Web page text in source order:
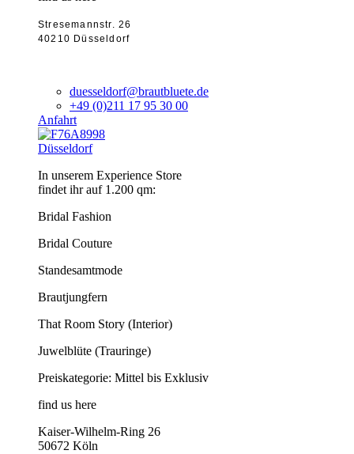
Stresemannstr. 26
40210 Düsseldorf
duesseldorf@brautbluete.de
+49 (0)211 17 95 30 00
Anfahrt
Düsseldorf
In unserem Experience Store
findet ihr auf 1.200 qm:
Bridal Fashion
Bridal Couture
Standesamtmode
Brautjungfern
That Room Story (Interior)
Juwelblüte (Trauringe)
Preiskategorie: Mittel bis Exklusiv
find us here
Kaiser-Wilhelm-Ring 26
50672 Köln